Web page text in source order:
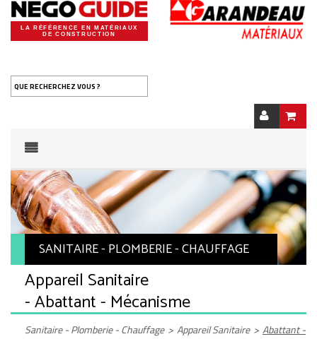
LA RÉFÉRENCE EN MATÉRIAUX
DE CONSTRUCTION
QUE RECHERCHEZ VOUS ?
SANITAIRE - PLOMBERIE - CHAUFFAGE
Appareil Sanitaire
- Abattant - Mécanisme
Sanitaire - Plomberie - Chauffage > Appareil Sanitaire > Abattant -